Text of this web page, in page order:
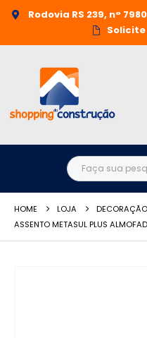
Rodovia RS 239, n°
HOME LOJA DECORAÇÃO
ASSENTO METASUL PLUS